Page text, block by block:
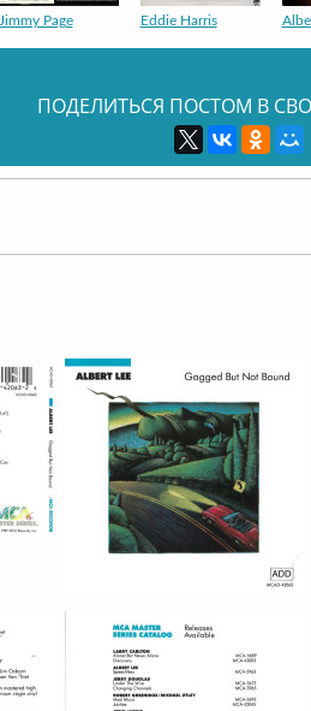
Jimmy Page Eddie Harris
ПОДЕЛИТЬСЯ ПОСТОМ В